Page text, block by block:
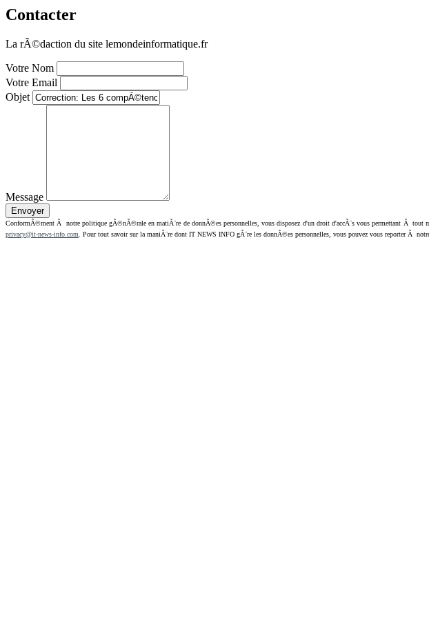
Contacter
La rÃ©daction du site lemondeinformatique.fr
Votre Nom
Votre Email
Objet
Message
ConformÃ©ment Ã notre politique gÃ©nÃ©rale en matiÃ¨re de donnÃ©es personnelles, vous disposez d'un droit d'accÃ¨s vous permettant Ã tout
privacy@it-news-info.com . Pour tout savoir sur la maniÃ¨re dont IT NEWS INFO gÃ¨re les donnÃ©es personnelles, vous pouvez vous reporter Ã